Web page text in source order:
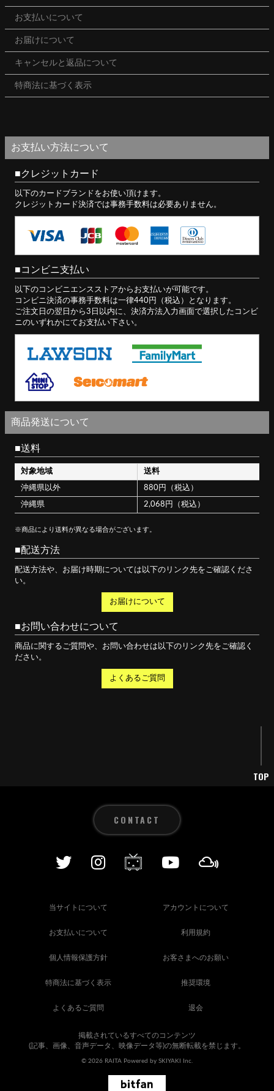
お支払いについて
お届けについて
キャンセルと返品について
特商法に基づく表示
お支払い方法について
クレジットカード
以下のカードブランドをお使い頂けます。
クレジットカード決済では事務手数料は必要ありません。
コンビニ支払い
以下のコンビニエンスストアからお支払いが可能です。
コンビニ決済の事務手数料は一律440円（税込）となります。
ご注文日の翌日から3日以内に、決済方法入力画面で選択したコンビ
ニのいずれかにてお支払い下さい。
商品発送について
送料
対象地域 送料
沖縄県以外 880円（税込）
沖縄県 2,068円（税込）
※商品により送料が異なる場合がございます。
配送方法
配送方法や、お届け時期については以下のリンク先をご確認くださ
い。
お届けについて
お問い合わせについて
商品に関するご質問や、お問い合わせは以下のリンク先をご確認く
ださい。
よくあるご質問
TOP
CONTACT
当サイトについて アカウントについて
お支払いについて 利用規約
個人情報保護方針 お客さまへのお願い
特商法に基づく表示 推奨環境
よくあるご質問 退会
掲載されているすべてのコンテンツ
(記事、画像、音声データ、映像データ等)の無断転載を禁じます。
© 2026 RAITA Powered by SKIYAKI Inc.